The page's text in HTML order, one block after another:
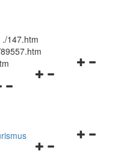
./147.htm
Navigationsmenü
Navigationsmenü